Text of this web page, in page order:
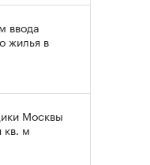
ввода
жилья в
Москвы
кв. м